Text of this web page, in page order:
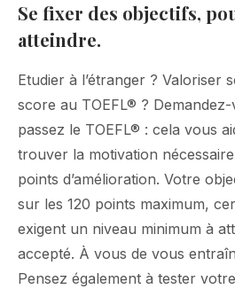
Se fixer des objectifs,
atteindre.
Etudier à l’étranger ? Valoriser
score au TOEFL® ?
passez le TOEFL® : cela vous
trouver la motivation
points d’amélioration. Votre
sur les 120 points maximum,
exigent un niveau minimum à
accepté. À vous de vous
Pensez également à tester